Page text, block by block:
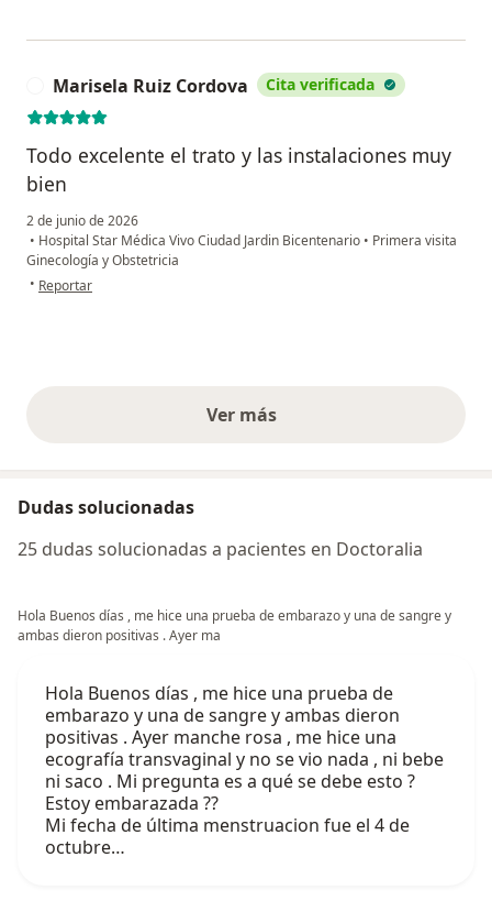
Marisela Ruiz Cordova Cita verificada
Todo excelente el trato y las instalaciones muy
bien
2 de junio de 2026
• Hospital Star Médica Vivo Ciudad Jardin Bicentenario • Primera visita
Ginecología y Obstetricia
• en opinión del usuario Marisela Ruiz Cordova
Reportar
Ver másopiniones anteriores
Dudas solucionadas
25 dudas solucionadas a pacientes en Doctoralia
Hola Buenos días , me hice una prueba de embarazo y una de sangre y
ambas dieron positivas . Ayer ma
Hola Buenos días , me hice una prueba de
embarazo y una de sangre y ambas dieron
positivas . Ayer manche rosa , me hice una
ecografía transvaginal y no se vio nada , ni bebe
ni saco . Mi pregunta es a qué se debe esto ?
Estoy embarazada ??
Mi fecha de última menstruacion fue el 4 de
octubre…